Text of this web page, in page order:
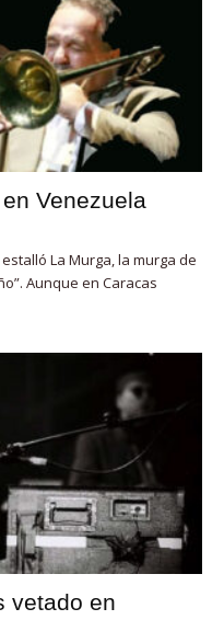
Venezuela
estalló La Murga, la murga de
Aunque en Caracas
vetado en